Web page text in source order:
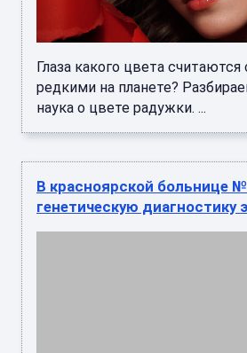
Глаза какого цвета
редкими на планете?
наука о цвете радужки. ...
В красноярской больнице
генетическую диагностику